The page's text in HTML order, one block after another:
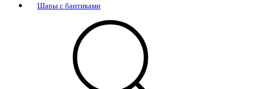
Шары с бантиками